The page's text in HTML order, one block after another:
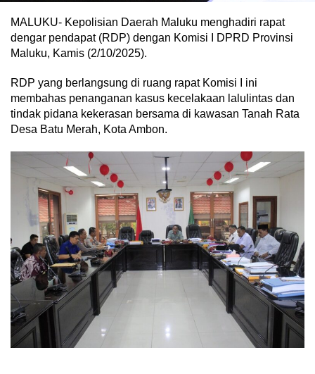
MALUKU- Kepolisian Daerah Maluku menghadiri rapat
dengar pendapat (RDP) dengan Komisi I DPRD Provinsi
Maluku, Kamis (2/10/2025).
RDP yang berlangsung di ruang rapat Komisi I ini
membahas penanganan kasus kecelakaan lalulintas dan
tindak pidana kekerasan bersama di kawasan Tanah Rata
Desa Batu Merah, Kota Ambon.